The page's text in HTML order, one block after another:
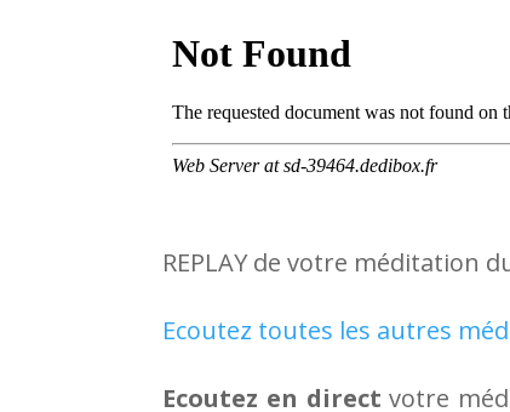
REPLAY de votre méditation
Ecoutez toutes les autres
Ecoutez en direct votre